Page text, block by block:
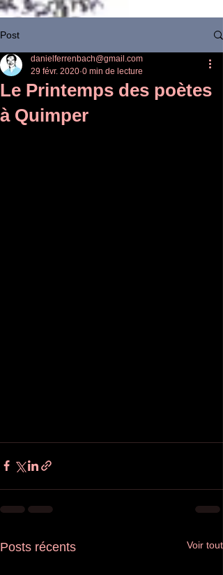
Post
Le Printemps des poètes
à Quimper
danielferrenbach@gmail.com
29 févr. 2020 0 min de lecture
Posts récents Voir tout